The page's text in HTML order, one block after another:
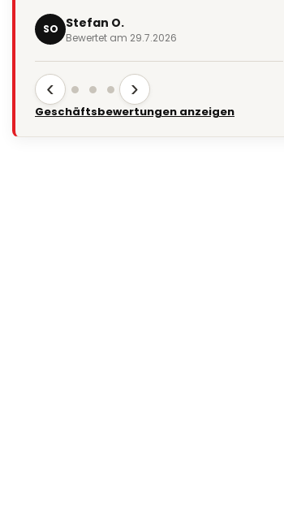
SO Stefan O.
Bewertet am 29.7.2026
‹ ›
Geschäftsbewertungen anzeigen